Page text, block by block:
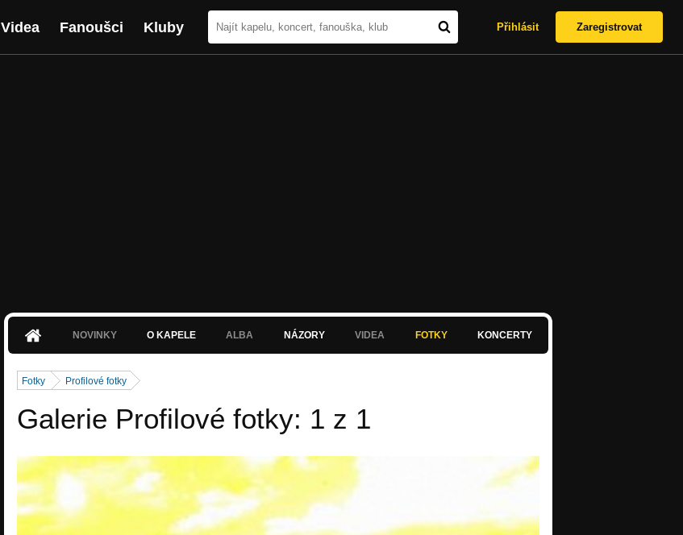
Videa Fanoušci Kluby Přihlásit Zaregistrovat
NOVINKY O KAPELE ALBA NÁZORY VIDEA FOTKY KONCERTY
Fotky Profilové fotky
Galerie Profilové fotky: 1 z 1